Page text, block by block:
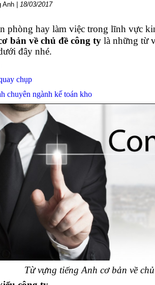
Anh 18/03/2017
phòng hay làm việc trong lĩnh vực
bản về chủ đề công ty là những từ
đây nhé.
chụp
chuyên ngành kế toán kho
Từ vựng tiếng Anh cơ bản về